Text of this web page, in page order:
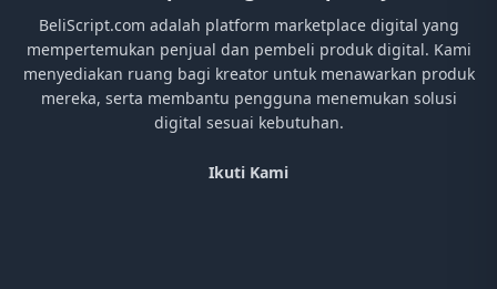
BeliScript.com adalah platform marketplace digital yang
mempertemukan penjual dan pembeli produk digital. Kami
menyediakan ruang bagi kreator untuk menawarkan produk
mereka, serta membantu pengguna menemukan solusi
digital sesuai kebutuhan.
Ikuti Kami